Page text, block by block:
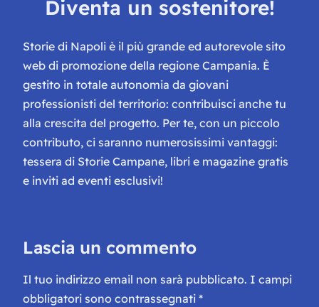
Diventa un sostenitore!
Storie di Napoli è il più grande ed autorevole sito
web di promozione della regione Campania. È
gestito in totale autonomia da giovani
professionisti del territorio: contribuisci anche tu
alla crescita del progetto. Per te, con un piccolo
contributo, ci saranno numerosissimi vantaggi:
tessera di Storie Campane, libri e magazine gratis
e inviti ad eventi esclusivi!
Lascia un commento
Il tuo indirizzo email non sarà pubblicato. I campi
obbligatori sono contrassegnati *